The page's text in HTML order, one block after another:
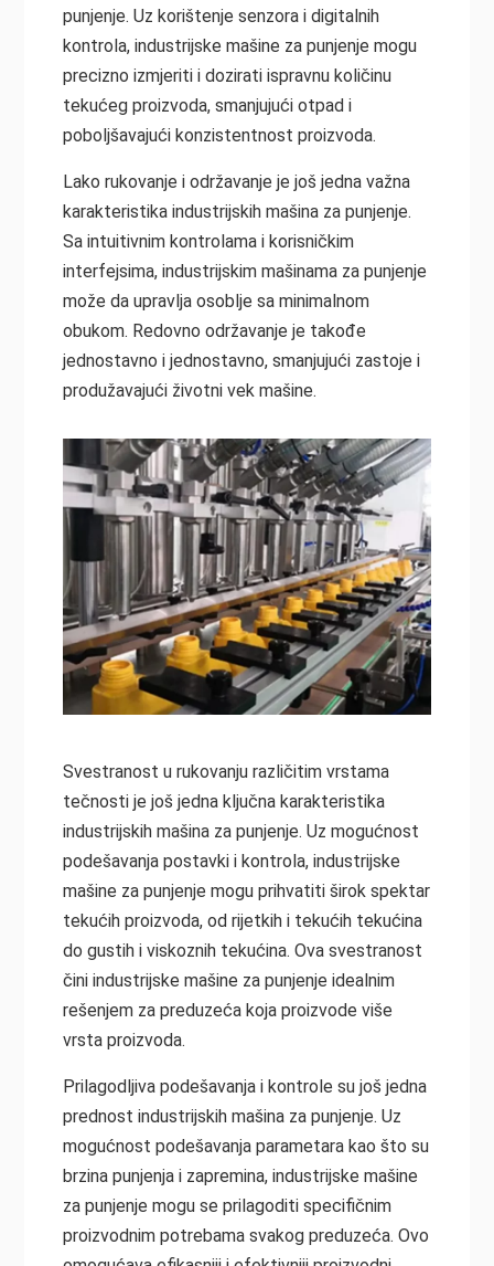
punjenje. Uz korištenje senzora i digitalnih
kontrola, industrijske mašine za punjenje mogu
precizno izmjeriti i dozirati ispravnu količinu
tekućeg proizvoda, smanjujući otpad i
poboljšavajući konzistentnost proizvoda.
Lako rukovanje i održavanje je još jedna važna
karakteristika industrijskih mašina za punjenje.
Sa intuitivnim kontrolama i korisničkim
interfejsima, industrijskim mašinama za punjenje
može da upravlja osoblje sa minimalnom
obukom. Redovno održavanje je takođe
jednostavno i jednostavno, smanjujući zastoje i
produžavajući životni vek mašine.
Svestranost u rukovanju različitim vrstama
tečnosti je još jedna ključna karakteristika
industrijskih mašina za punjenje. Uz mogućnost
podešavanja postavki i kontrola, industrijske
mašine za punjenje mogu prihvatiti širok spektar
tekućih proizvoda, od rijetkih i tekućih tekućina
do gustih i viskoznih tekućina. Ova svestranost
čini industrijske mašine za punjenje idealnim
rešenjem za preduzeća koja proizvode više
vrsta proizvoda.
Prilagodljiva podešavanja i kontrole su još jedna
prednost industrijskih mašina za punjenje. Uz
mogućnost podešavanja parametara kao što su
brzina punjenja i zapremina, industrijske mašine
za punjenje mogu se prilagoditi specifičnim
proizvodnim potrebama svakog preduzeća. Ovo